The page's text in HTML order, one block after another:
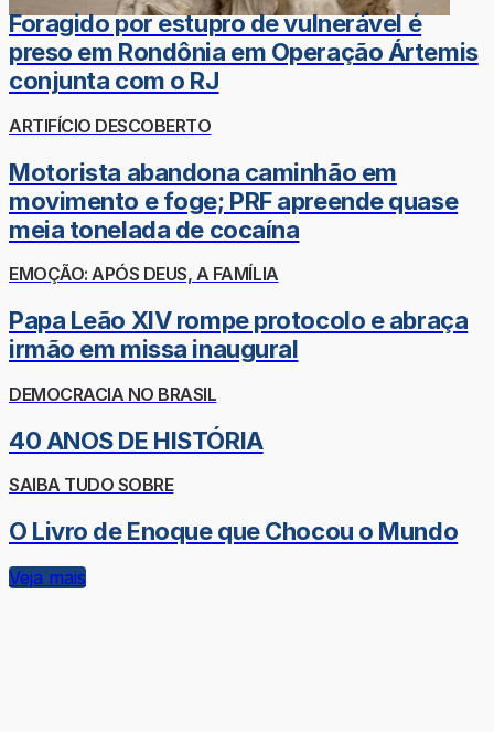
Foragido por estupro de vulnerável é
preso em Rondônia em Operação Ártemis
conjunta com o RJ
ARTIFÍCIO DESCOBERTO
Motorista abandona caminhão em
movimento e foge; PRF apreende quase
meia tonelada de cocaína
EMOÇÃO: APÓS DEUS, A FAMÍLIA
Papa Leão XIV rompe protocolo e abraça
irmão em missa inaugural
DEMOCRACIA NO BRASIL
40 ANOS DE HISTÓRIA
SAIBA TUDO SOBRE
O Livro de Enoque que Chocou o Mundo
Veja mais